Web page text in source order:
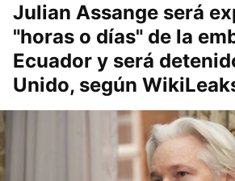
Julian Assange será
"horas o días" de la
Ecuador y será
Unido, según